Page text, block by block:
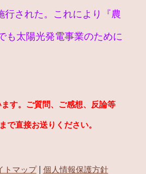
された。これにより『農
も太陽光発電事業のために
す。ご質問、ご感想、反論等
直接お送りください。
トマップ| 個人情報保護方針